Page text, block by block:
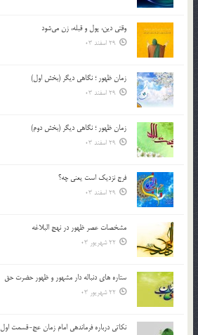
وقتی دین، پول و قبله، زن می‌شود
29 اسفند 03
زمان ظهور ؛ نگاهی دیگر (بخش اول)
29 اسفند 03
زمان ظهور ؛ نگاهی دیگر (بخش دوم)
29 اسفند 03
فرج نزدیک است یعنی چه؟
29 اسفند 03
مشخصات عصر ظهور در نهج البلاغه
22 شهریور 03
ستاره های دنباله دار مشهور و ظهور حضرت حق
22 شهریور 03
نکاتى درباره فرماندهى امام زمان عج-قسمت اول